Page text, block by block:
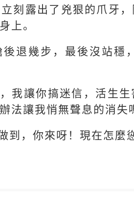
刻露出了兇狠的爪牙
上。
退幾步，最後沒站穩
我讓你搞迷信，活生
法讓我悄無聲息的消失
到，你來呀！現在怎麼